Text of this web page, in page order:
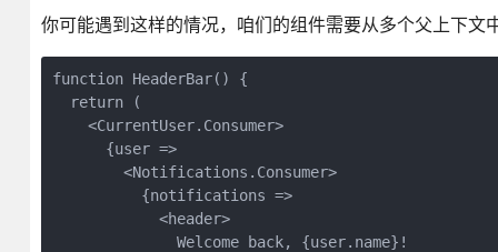
你可能遇到这样的情况，咱们的组件需要从多个父上下文
function HeaderBar() {
  return (
    <CurrentUser.Consumer>
      {user =>
        <Notifications.Consumer>
          {notifications =>
            <header>
              Welcome back, {user.name}!